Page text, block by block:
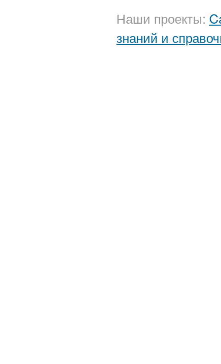
Наши проекты:
знаний и